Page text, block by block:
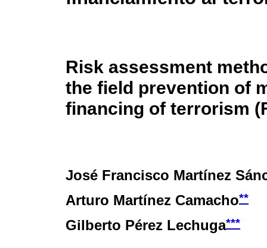
Risk assessment
the field prevention of
financing of terrorism
José Francisco Martínez
Arturo Martínez Camacho**
Gilberto Pérez Lechuga***